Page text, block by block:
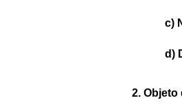
c)
d)
2. Objeto